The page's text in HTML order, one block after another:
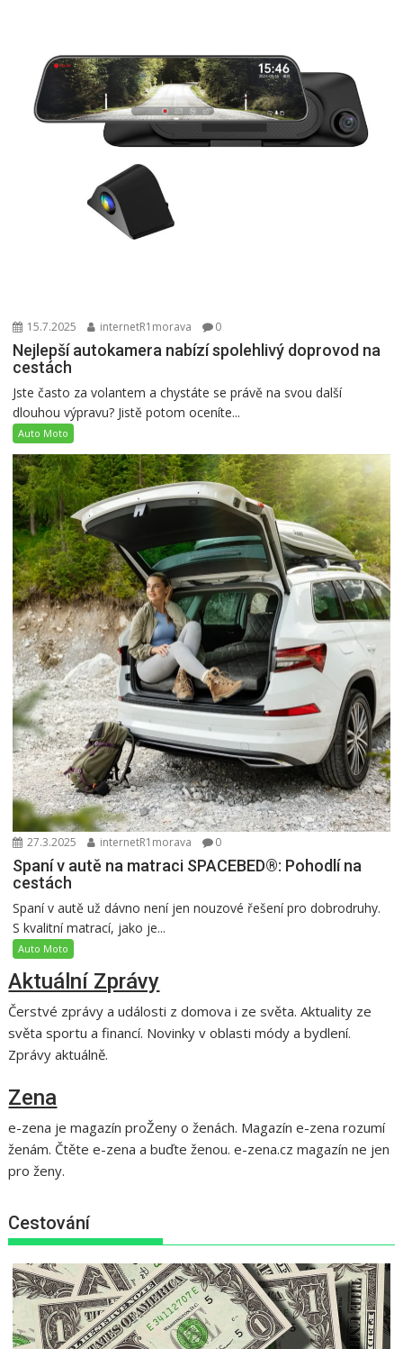
15.7.2025 internetR1morava 0
Nejlepší autokamera nabízí spolehlivý doprovod na
cestách
Jste často za volantem a chystáte se právě na svou další
dlouhou výpravu? Jistě potom oceníte...
Auto Moto
27.3.2025 internetR1morava 0
Spaní v autě na matraci SPACEBED®: Pohodlí na
cestách
Spaní v autě už dávno není jen nouzové řešení pro dobrodruhy.
S kvalitní matrací, jako je...
Auto Moto
Aktuální Zprávy
Čerstvé zprávy a události z domova i ze světa. Aktuality ze
světa sportu a financí. Novinky v oblasti módy a bydlení.
Zprávy aktuálně.
Zena
e-zena je magazín proŽeny o ženách. Magazín e-zena rozumí
ženám. Čtěte e-zena a buďte ženou. e-zena.cz magazín ne jen
pro ženy.
Cestování